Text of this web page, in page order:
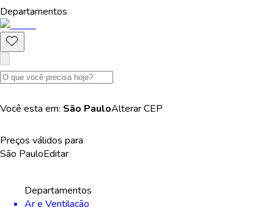
Departamentos
Você esta em: São PauloAlterarCEP
Preços válidos para
São PauloEditar
Departamentos
Ar e Ventilação